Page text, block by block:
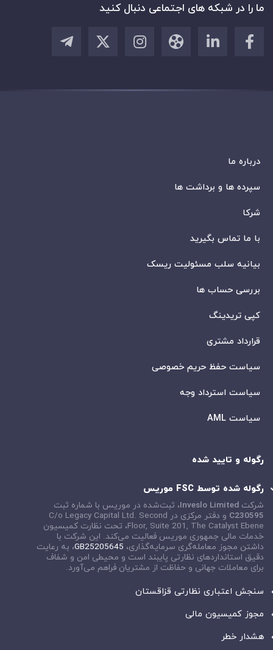
ما را در شبکه های اجتماعی دنبال کنید
درباره ما
سپرده ها و برداشت ها
شرکا
با ما تماس بگیرید
بیانیه سلب مسئولیت ریسک
بررسی حساب ها
کپی تریدینگ
قرارداد مشتری
سیاست حفظ حریم خصوصی
سیاست استرداد وجه
سیاست AML
رگوله و تایید شده
رگوله شده توسط FSC موریس
شرکت Inveslo Limited، ثبت‌شده در موریس با شماره ثبت
C230595 و دفتر مرکزی در C/o Legacy Capital Ltd. Second
Floor, Suite 201, The Catalyst Ebene، تحت نظارت کمیسیون
خدمات مالی جمهوری موریس فعالیت می‌کند. این شرکت با
داشتن مجوز معامله‌گری سرمایه‌گذاری، GB25205645، به رعایت
دقیق استانداردهای نظارتی پایبند است و محیطی امن و شفاف
برای معاملات جهانی و حفاظت از مشتریان فراهم می‌آورد.
سنجش اعتباری نظارتی قزاقستان
مجوز کمیسیون مالی
هشدار خطر